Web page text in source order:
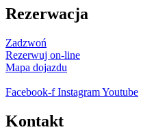
Rezerwacja
Zadzwoń
Rezerwuj on-line
Mapa dojazdu
Facebook-f InstagramYoutube
Kontakt